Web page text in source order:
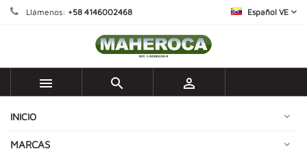
Llámenos: +58 4146002468 Español VE
  
INICIO
MARCAS